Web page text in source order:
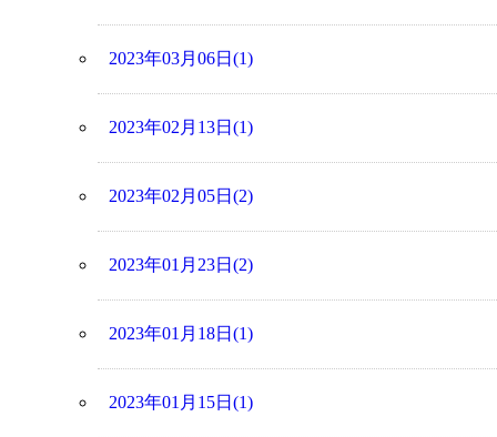
2023年03月06日(1)
2023年02月13日(1)
2023年02月05日(2)
2023年01月23日(2)
2023年01月18日(1)
2023年01月15日(1)